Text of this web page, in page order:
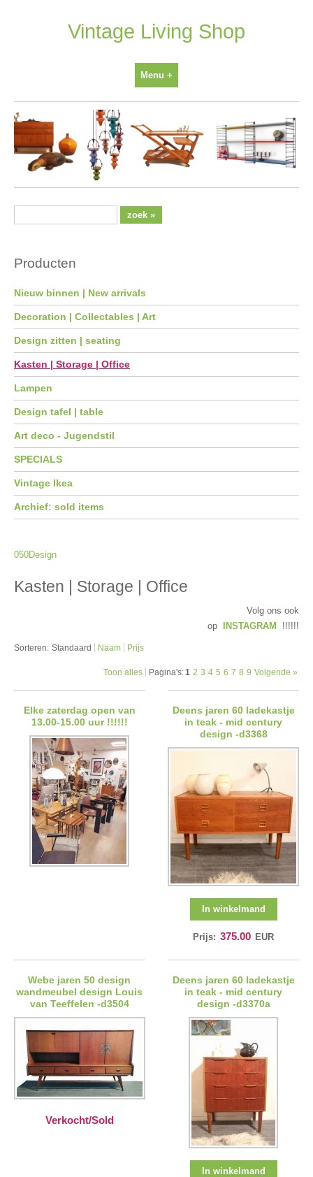
Vintage Living Shop
Menu +
Producten
Nieuw binnen | New arrivals
Decoration | Collectables | Art
Design zitten | seating
Kasten | Storage | Office
Lampen
Design tafel | table
Art deco - Jugendstil
SPECIALS
Vintage Ikea
Archief: sold items
050Design
Kasten | Storage | Office
Volg ons ook
op
INSTAGRAM !!!!!!
Sorteren: Standaard Naam Prijs
Toon alles Pagina's:1 2 3 4 5 6 7 8 9 Volgende »
Elke zaterdag open van
13.00-15.00 uur !!!!!!
Deens jaren 60 ladekastje
in teak - mid century
design -d3368
In winkelmand
Prijs: 375.00 EUR
Webe jaren 50 design
wandmeubel design Louis
van Teeffelen -d3504
Verkocht/Sold
Deens jaren 60 ladekastje
in teak - mid century
design -d3370a
In winkelmand